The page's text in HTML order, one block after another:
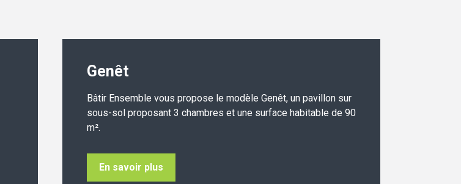
Genêt
Bâtir Ensemble vous propose le modèle Genêt, un pavillon sur
sous-sol proposant 3 chambres et une surface habitable de 90
m².
En savoir plus